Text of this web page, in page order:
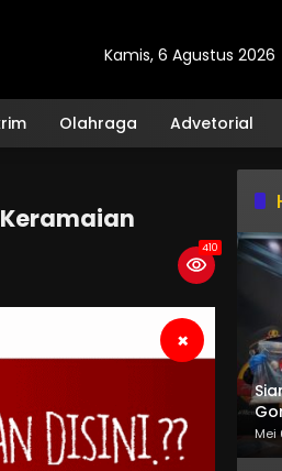
Kamis, 6 Agustus 2026
Olahraga Advetorial
410
×
Mei